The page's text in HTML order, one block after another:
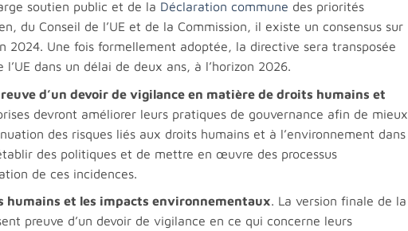
soutien public et de la Déclaration commune des priorités
du Conseil de l’UE et de la Commission, il existe un consensus sur
2024. Une fois formellement adoptée, la directive sera transposée
dans un délai de deux ans, à l’horizon 2026.
d’un devoir de vigilance en matière de droits humains et
devront améliorer leurs pratiques de gouvernance afin de mieux
des risques liés aux droits humains et à l’environnement dans
des politiques et de mettre en œuvre des processus
de ces incidences.
humains et les impacts environnementaux. La version finale de la
preuve d’un devoir de vigilance en ce qui concerne leurs